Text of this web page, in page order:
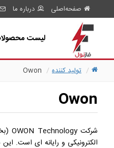
صفحه‌اصلی درباره ما
لیست
تولید کننده Owon
Owon